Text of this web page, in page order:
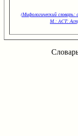
(Мифологический
М.: ACT: